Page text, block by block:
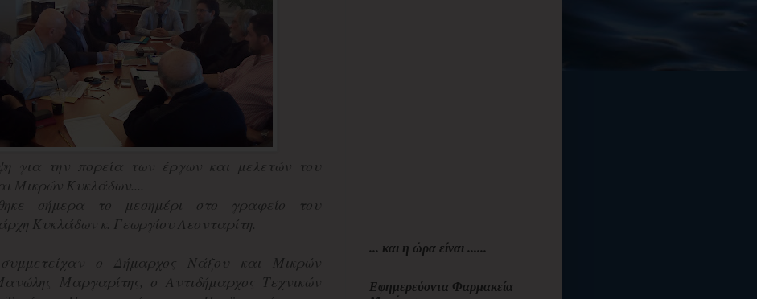
για την πορεία των έργων και μελετών του
Μικρών Κυκλάδων....
σήμερα το μεσημέρι στο γραφείο του
Κυκλάδων κ. Γεωργίου Λεονταρίτη.
ο Δήμαρχος Νάξου και Μικρών
Μαργαρίτης, ο Αντιδήμαρχος Τεχνικών
... και η ώρα είναι ......
Εφημερεύοντα Φαρμακεία